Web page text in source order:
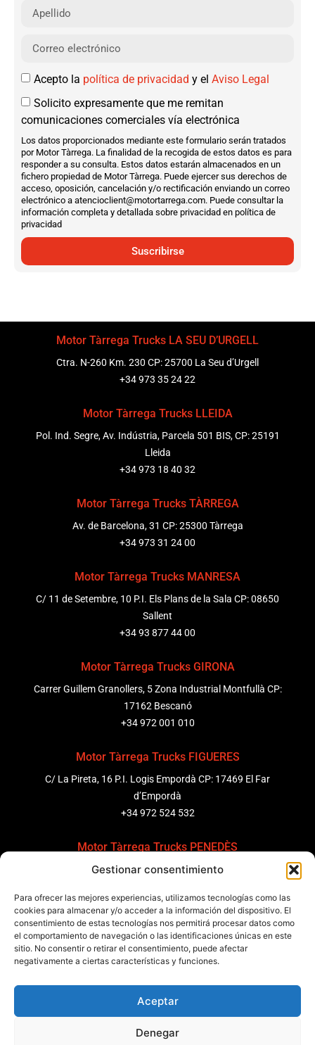
Gestionar consentimiento
Para ofrecer las mejores experiencias, utilizamos tecnologías como las
cookies para almacenar y/o acceder a la información del dispositivo. El
consentimiento de estas tecnologías nos permitirá procesar datos como
el comportamiento de navegación o las identificaciones únicas en este
sitio. No consentir o retirar el consentimiento, puede afectar
negativamente a ciertas características y funciones.
Aceptar
Denegar
Acepto la política de privacidad y el Aviso Legal
Solicito expresamente que me remitan
comunicaciones comerciales vía electrónica
Los datos proporcionados mediante este formulario serán tratados
por Motor Tàrrega. La finalidad de la recogida de estos datos es para
responder a su consulta. Estos datos estarán almacenados en un
fichero propiedad de Motor Tàrrega. Puede ejercer sus derechos de
acceso, oposición, cancelación y/o rectificación enviando un correo
electrónico a atencioclient@motortarrega.com. Puede consultar la
información completa y detallada sobre privacidad en política de
privacidad
Suscribirse
Motor Tàrrega Trucks LA SEU D’URGELL
Ctra. N-260 Km. 230 CP: 25700 La Seu d’Urgell
+34 973 35 24 22
Motor Tàrrega Trucks LLEIDA
Pol. Ind. Segre, Av. Indústria, Parcela 501 BIS, CP: 25191
Lleida
+34 973 18 40 32
Motor Tàrrega Trucks TÀRREGA
Av. de Barcelona, 31 CP: 25300 Tàrrega
+34 973 31 24 00
Motor Tàrrega Trucks MANRESA
C/ 11 de Setembre, 10 P.I. Els Plans de la Sala CP: 08650
Sallent
+34 93 877 44 00
Motor Tàrrega Trucks GIRONA
Carrer Guillem Granollers, 5 Zona Industrial Montfullà CP:
17162 Bescanó
+34 972 001 010
Motor Tàrrega Trucks FIGUERES
C/ La Pireta, 16 P.I. Logis Empordà CP: 17469 El Far
d’Empordà
+34 972 524 532
Motor Tàrrega Trucks PENEDÈS
C/ Ponent 8, Pol. Ind. Sant Pere Molanta, CP: 08799
+34 931 69 11 91
Motor Tàrrega Trucks BARCELONA
Zona Franca, Carrer E, s/n 08040 Barcelona, España